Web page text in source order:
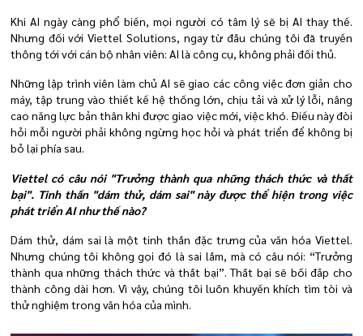
Khi AI ngày càng phổ biến, mọi người có tâm lý sẽ bị AI thay thế.
Nhưng đối với Viettel Solutions, ngay từ đầu chúng tôi đã truyền
thông tới với cán bộ nhân viên: AI là công cụ, không phải đối thủ.
Những lập trình viên làm chủ AI sẽ giao các công việc đơn giản cho
máy, tập trung vào thiết kế hệ thống lớn, chịu tải và xử lý lỗi, nâng
cao năng lực bản thân khi được giao việc mới, việc khó. Điều này đòi
hỏi mỗi người phải không ngừng học hỏi và phát triển để không bị
bỏ lại phía sau.
Viettel có câu nói "Trưởng thành qua những thách thức và thất
bại". Tinh thần "dám thử, dám sai" này được thể hiện trong việc
phát triển AI như thế nào?
Dám thử, dám sai là một tinh thần đặc trưng của văn hóa Viettel.
Nhưng chúng tôi không gọi đó là sai lầm, mà có câu nói: “Trưởng
thành qua những thách thức và thất bại”. Thất bại sẽ bồi đắp cho
thành công dài hơn. Vì vậy, chúng tôi luôn khuyến khích tìm tòi và
thử nghiệm trong văn hóa của mình.